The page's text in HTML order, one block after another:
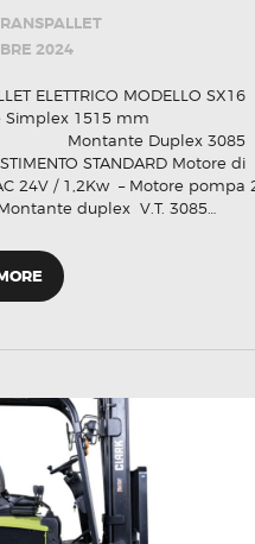
2024
ELETTRICO MODELLO SX16
Simplex 1515
Duplex 3085
STANDARD Motore di
24V / 1,2Kw – Motore pompa
duplex V.T. 3085…